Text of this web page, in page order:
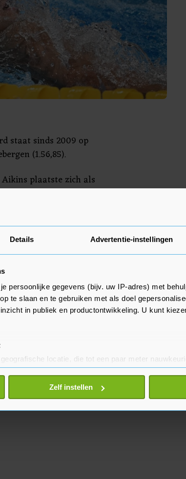
Details Advertentie-instellingen
persoonlijke gegevens (bijv. uw IP-adres) met
te slaan en te gebruiken met als doel
in publiek en productontwikkeling. U kunt
locatie, die tot een paar meter
actief te scannen op specifieke eigenschappen
worden verwerkt en stel uw voorkeuren in het
in de Cookieverklaring.
Zelf instellen
staat sinds 2009 op
(1.56,85).
plaatste zich als
iets verder dan de
Westering. De WK-
op de adrenaline die bij